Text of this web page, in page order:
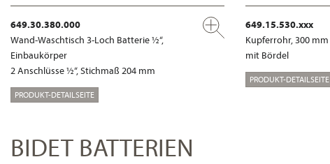
649.30.380.000
Wand-Waschtisch 3-Loch Batterie ½“,
Einbaukörper
2 Anschlüsse ½“, Stichmaß 204 mm
PRODUKT-DETAILSEITE
649.15.530.xxx
Kupferrohr, 300 mm
mit Bördel
PRODUKT-DETAILSEITE
BIDET BATTERIEN